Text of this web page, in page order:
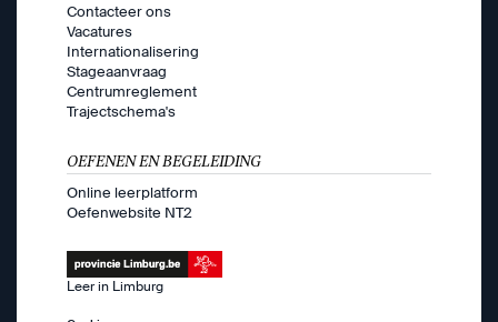
Contacteer ons
Vacatures
Internationalisering
Stageaanvraag
Centrumreglement
Trajectschema's
OEFENEN EN BEGELEIDING
Online leerplatform
Oefenwebsite NT2
Leer in Limburg